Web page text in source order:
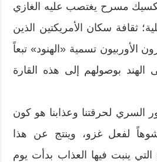
مسرح يغتصب عليه الغازي
ثقافة سكان الأمريكتين الذين
الأوربيون تسمية «الهنود» تبعاً
الهند بوصولهم إلى هذه القارة
السري لحرقتنا وعذابنا هو كون
لفعل غزو، وينتج عن هذا
ينبت فيها العذاب بدأت يوم